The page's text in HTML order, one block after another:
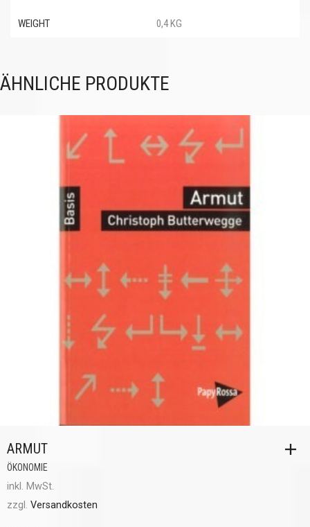
WEIGHT 0,4 KG
ÄHNLICHE PRODUKTE
ARMUT
ÖKONOMIE
inkl. MwSt.
zzgl. Versandkosten